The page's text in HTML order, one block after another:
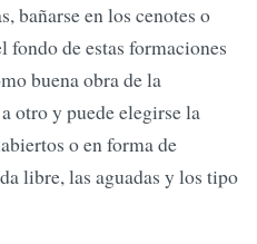
bañarse en los cenotes o
fondo de estas formaciones
buena obra de la
otro y puede elegirse la
o en forma de
libre, las aguadas y los tipo